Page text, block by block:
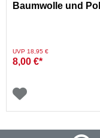
Baumwolle und
Preis reduziert von
UVP 18,95 €auf
8,00 €*